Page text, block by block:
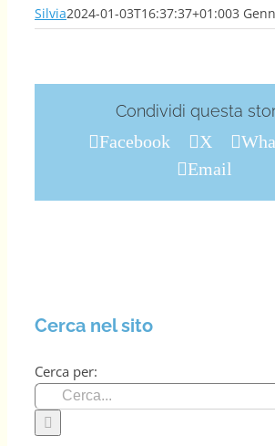
Silvia2024-01-03T16:37:37+01:003
Condividi questa
Facebook X
Email
Cerca nel sito
Cerca per: